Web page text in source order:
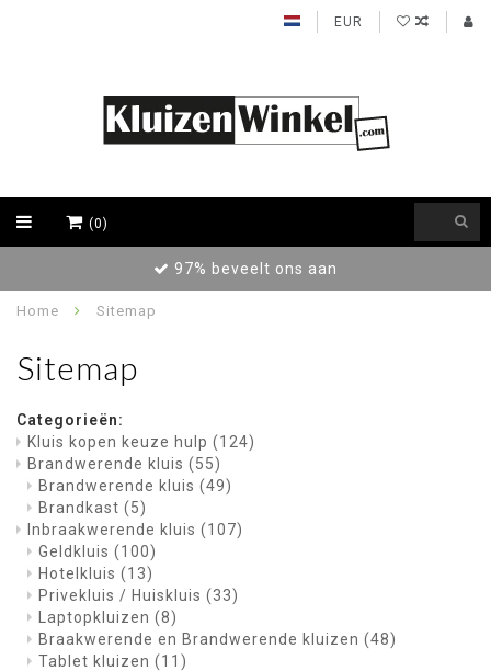
EUR
(0)
97% beveelt ons aan
Home Sitemap
Sitemap
Categorieën:
Kluis kopen keuze hulp (124)
Brandwerende kluis (55)
Brandwerende kluis (49)
Brandkast (5)
Inbraakwerende kluis (107)
Geldkluis (100)
Hotelkluis (13)
Privekluis / Huiskluis (33)
Laptopkluizen (8)
Braakwerende en Brandwerende kluizen (48)
Tablet kluizen (11)